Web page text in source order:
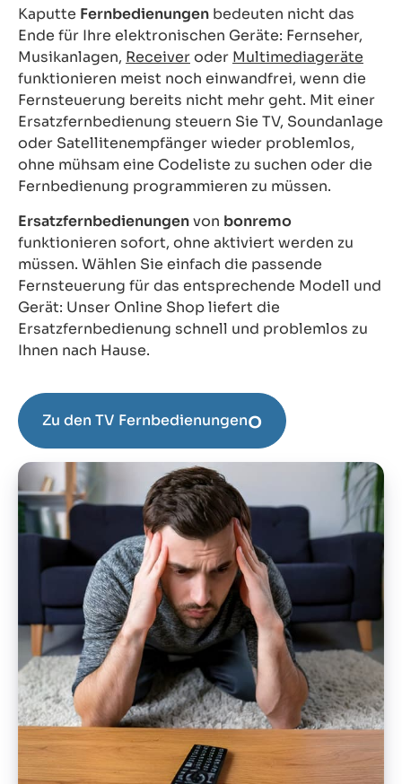
Kaputte Fernbedienungen bedeuten nicht das
Ende für Ihre elektronischen Geräte: Fernseher,
Musikanlagen, Receiveroder Multimediageräte
funktionieren meist noch einwandfrei, wenn die
Fernsteuerung bereits nicht mehr geht. Mit einer
Ersatzfernbedienung steuern Sie TV, Soundanlage
oder Satellitenempfänger wieder problemlos,
ohne mühsam eine Codeliste zu suchen oder die
Fernbedienung programmieren zu müssen.
Ersatzfernbedienungenvon bonremo
funktionieren sofort, ohne aktiviert werden zu
müssen. Wählen Sie einfach die passende
Fernsteuerung für das entsprechende Modell und
Gerät: Unser Online Shop liefert die
Ersatzfernbedienung schnell und problemlos zu
Ihnen nach Hause.
Zu den TV Fernbedienungeno